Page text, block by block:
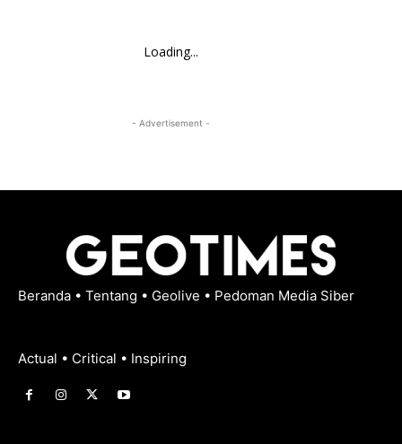
Loading...
- Advertisement -
Beranda • Tentang • Geolive • Pedoman Media Siber
Actual • Critical • Inspiring